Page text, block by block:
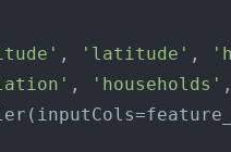
, 'latitude' ,
, 'households'